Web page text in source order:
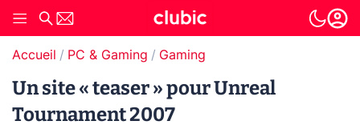
Accueil PC & Gaming Gaming
Un site « teaser » pour Unreal
Tournament 2007